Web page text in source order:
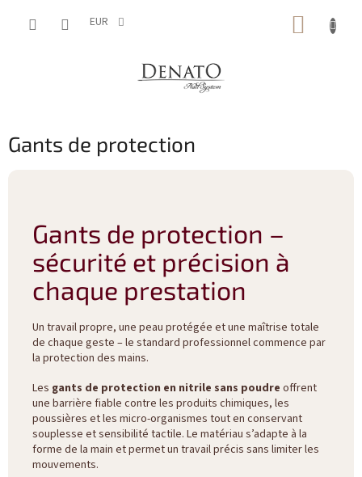
EUR
PANIER
Gants de protection
Gants de protection –
sécurité et précision à
chaque prestation
Un travail propre, une peau protégée et une maîtrise totale
de chaque geste – le standard professionnel commence par
la protection des mains.
Les gants de protection en nitrile sans poudre offrent
une barrière fiable contre les produits chimiques, les
poussières et les micro-organismes tout en conservant
souplesse et sensibilité tactile. Le matériau s’adapte à la
forme de la main et permet un travail précis sans limiter les
mouvements.